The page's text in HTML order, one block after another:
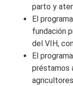
parto y
El
fundación
del VIH,
El
préstamos